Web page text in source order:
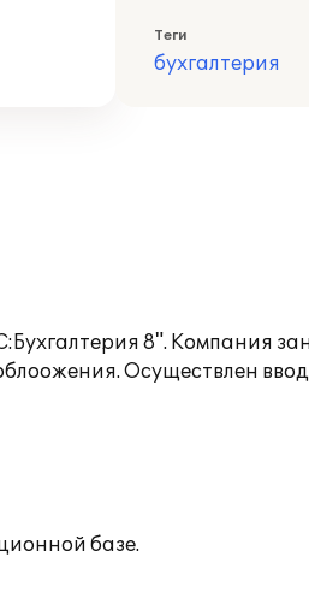
Теги
бухгалтерия
8". Компания
Осуществлен
базе.